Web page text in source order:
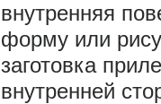
внутренняя
форму или
заготовка
внутренней